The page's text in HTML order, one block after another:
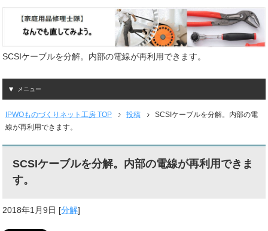
SCSIケーブルを分解。内部の電線が再利用できます。
メニュー
IPWOものづくりネット工房 TOP 投稿
SCSIケーブルを分解。内部の電
線が再利用できます。
SCSIケーブルを分解。内部の電線が再利用できま
す。
2018年1月9日 [分解]